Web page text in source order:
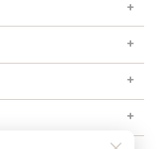
+
+
+
+